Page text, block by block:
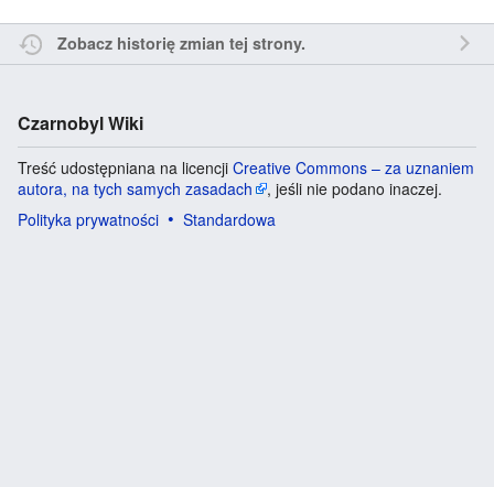
Zobacz historię zmian tej strony.
Czarnobyl Wiki
Treść udostępniana na licencji Creative Commons – za uznaniem
autora, na tych samych zasadach
, jeśli nie podano inaczej.
Polityka prywatności
Standardowa